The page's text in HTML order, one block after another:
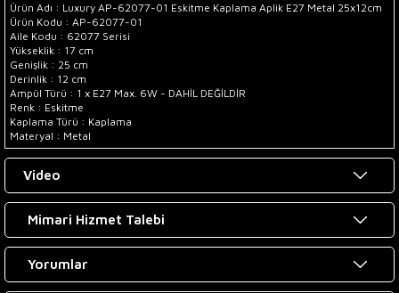
Ürün Adı : Luxury AP-62077-01 Eskitme Kaplama Aplik E27 Metal 25x12cm
Ürün Kodu : AP-62077-01
Aile Kodu : 62077 Serisi
Yükseklik : 17 cm
Genişlik : 25 cm
Derinlik : 12 cm
Ampül Türü : 1 x E27 Max. 6W - DAHİL DEĞİLDİR
Renk : Eskitme
Kaplama Türü : Kaplama
Materyal : Metal
Video
Mimari Hizmet Talebi
Yorumlar